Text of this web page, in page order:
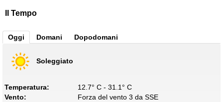
Il Tempo
Oggi Domani Dopodomani
Soleggiato
Temperatura:
12.7° C - 31.1° C
Vento:
Forza del vento 3 da SSE